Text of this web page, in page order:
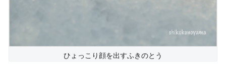
ひょっこり顔を出すふきのとう